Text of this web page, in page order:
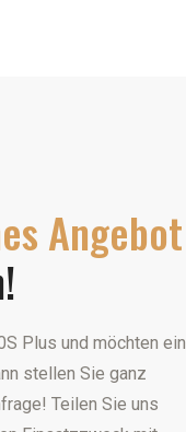
Angebot
Plus und möchten ein
stellen Sie ganz
Teilen Sie uns